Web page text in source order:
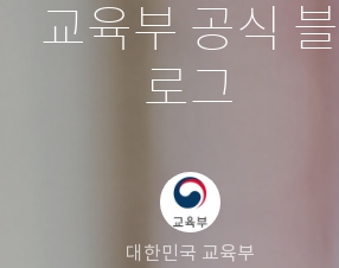
교육부 공식 블
로그
대한민국 교육부